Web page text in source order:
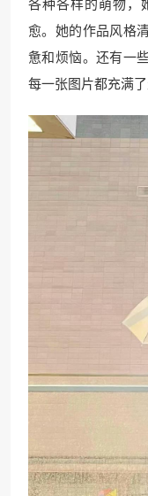
各种各样的萌物，
愈。她的作品风格
惫和烦恼。还有一
每一张图片都充满了